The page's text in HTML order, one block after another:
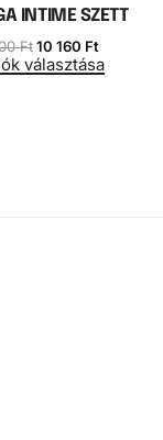
INTIME SZETT
Ft 10 160 Ft
választása